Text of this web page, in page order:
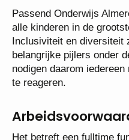
Passend Onderwijs
we alle kinderen in de
Inclusiviteit en diversiteit
belangrijke pijlers onder
Wij nodigen daarom